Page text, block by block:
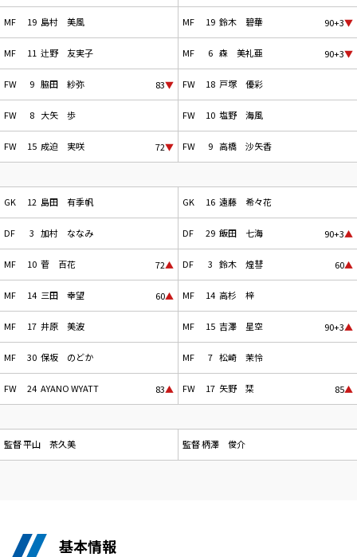
MF 19 島村 美風
MF 11 辻野 友実子
FW 9 脇田 紗弥 83▼
FW 8 大矢 歩
FW 15 成迫 実咲 72▼
GK 12 島田 有季帆
DF 3 加村 ななみ
MF 10 菅 百花 72▲
MF 14 三田 幸望 60▲
MF 17 井原 美波
MF 30 保坂 のどか
FW 24 AYANO WYATT 83▲
監督平山 茶久美
MF 19 鈴木 碧華 90+3▼
MF 6 森 美礼亜 90+3▼
FW 18 戸塚 優彩
FW 10 塩野 海風
FW 9 高橋 沙矢香
GK 16 遠藤 希々花
DF 29 飯田 七海 90+3▲
DF 3 鈴木 煌彗 60▲
MF 14 高杉 梓
MF 15 吉澤 星空 90+3▲
MF 7 松崎 茉怜
FW 17 矢野 栞 85▲
監督柄澤 俊介
基本情報